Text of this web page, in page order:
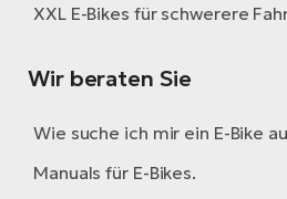
XXL E-Bikes für schwerere
Wir beraten Sie
Wie suche ich mir ein E-Bike
Manuals für E-Bikes.